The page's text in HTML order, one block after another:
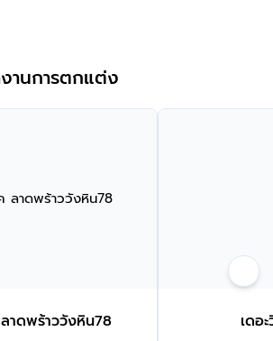
านการตกแต่ง
าดพร้าววังหิน78 เดอ